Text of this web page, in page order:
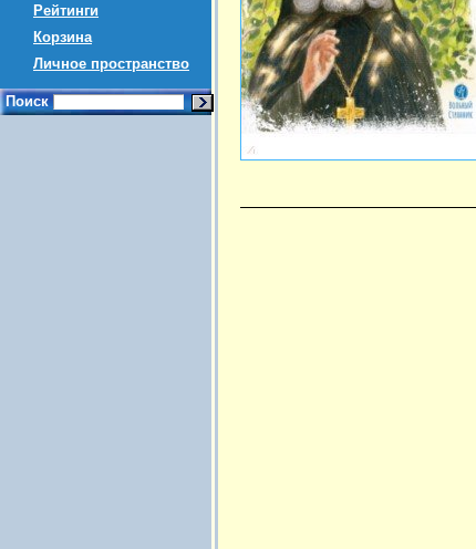
Рейтинги
Корзина
Личное пространство
Поиск